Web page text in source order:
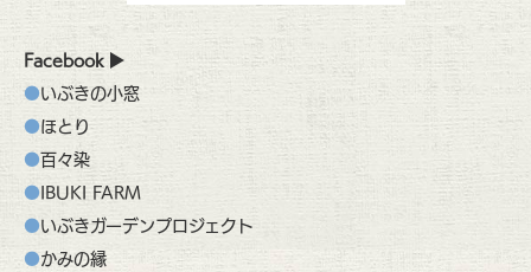
Facebook
いぶきの小窓
ほとり
百々染
IBUKI FARM
いぶきガーデンプロジェクト
かみの縁